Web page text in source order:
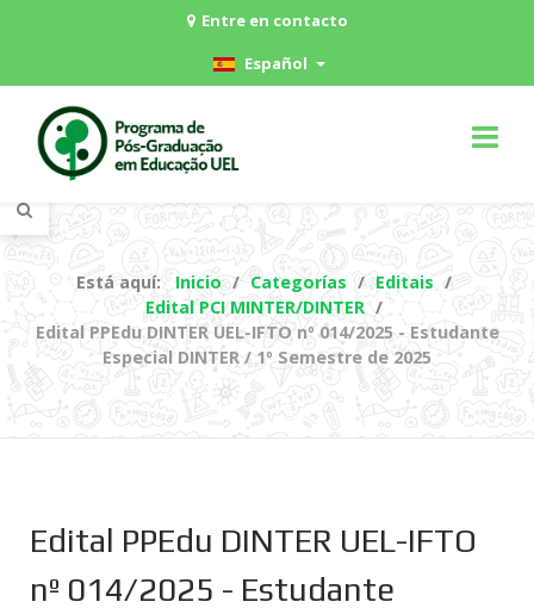
Entre en contacto
Español
Está aquí: Inicio Categorías
Editais
Edital PCI MINTER/DINTER
Edital PPEdu DINTER UEL-IFTO nº 014/2025 - Estudante
Especial DINTER / 1º Semestre de 2025
Edital PPEdu DINTER UEL-IFTO
nº 014/2025 - Estudante